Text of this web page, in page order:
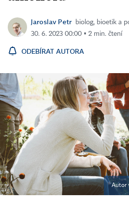
Jaroslav Petr
biolog, bioetik a
30. 6. 2023 00:00 ▪ 2 min. čtení
ODEBÍRAT AUTORA
Autor